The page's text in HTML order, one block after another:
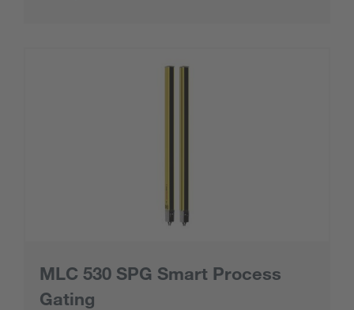
MLC 530 SPG Smart Process
Gating